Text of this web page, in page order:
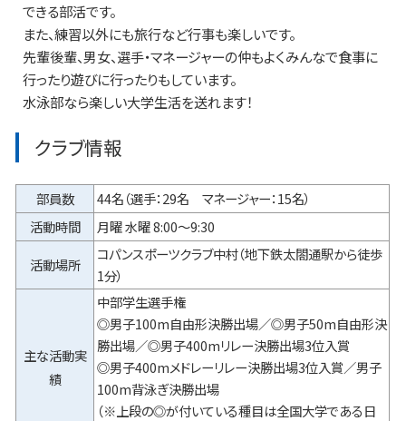
できる部活です。
また、練習以外にも旅行など行事も楽しいです。
先輩後輩、男女、選手・マネージャーの仲もよくみんなで食事に
行ったり遊びに行ったりもしています。
水泳部なら楽しい大学生活を送れます！
クラブ情報
部員数
44名（選手：29名 マネージャー：15名）
活動時間
月曜 水曜 8:00～9:30
活動場所
コパンスポーツクラブ中村（地下鉄太閤通駅から徒歩
1分）
主な活動実
績
中部学生選手権
◎男子100m自由形決勝出場／◎男子50m自由形決
勝出場／◎男子400mリレー決勝出場3位入賞
◎男子400mメドレーリレー決勝出場3位入賞／男子
100m背泳ぎ決勝出場
（※上段の◎が付いている種目は全国大学である日